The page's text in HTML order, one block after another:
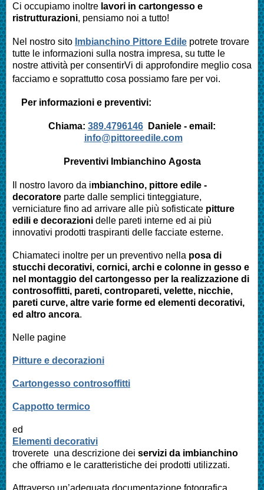
Ci occupiamo inoltre lavori in cartongesso e
ristrutturazioni, pensiamo noi a tutto!
Nel nostro sito Imbianchino Pittore Edile potrete trovare
tutte le informazioni sulla nostra impresa, su tutte le
nostre attività per consentirVi di approfondire meglio cosa
facciamo e soprattutto cosa possiamo fare per voi.
Per informazioni e preventivi:
Chiama: 389.4796146 Daniele - email:
info@pittoreedile.com
Preventivi Imbianchino Agosta
Il nostro lavoro da imbianchino, pittore edile -
decoratore parte dalle semplici tinteggiature,
verniciature fino ad arrivare alle più sofisticate pitture
edili e decorazioni delle pareti interne ed ai più
innovativi prodotti traspiranti delle facciate esterne.
Chiamateci inoltre per un preventivo nella posa di
stucchi decorativi, cornici, archi e colonne in gesso e
nel montaggio del cartongesso per la realizzazione di
controsoffitti, pareti, contropareti, velette, nicchie,
pareti curve, altre varie forme ed elementi decorativi,
ed altro ancora.
Nelle pagine
Pitture e decorazioni
Cartongesso controsoffitti
Cappotto termico
ed
Elementi decorativi
troverete una descrizione dei servizi da imbianchino
che offriamo e le caratteristiche dei prodotti utilizzati.
Attraverso un’adeguata documentazione fotografica,